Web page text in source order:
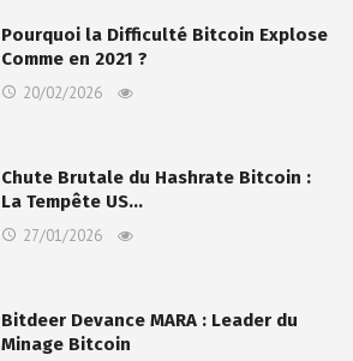
Pourquoi la Difficulté Bitcoin Explose
Comme en 2021 ?
20/02/2026
Chute Brutale du Hashrate Bitcoin :
La Tempête US…
27/01/2026
Bitdeer Devance MARA : Leader du
Minage Bitcoin